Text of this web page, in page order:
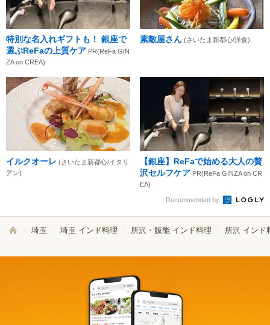
特別な名入れギフトも！ 銀座で
選ぶReFaの上質ケア PR(ReFa GIN
ZA on CREA)
素敵屋さん (さいたま新都心/洋食)
イルクオーレ (さいたま新都心/イタリ
アン)
【銀座】ReFaで始める大人の贅
沢セルフケア PR(ReFa GINZA on CR
EA)
Recommended by
埼玉 埼玉 インド料理 所沢・飯能 インド料理 所沢 インド